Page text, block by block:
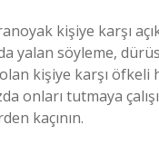
kişiye karşı
yalan söyleme,
olan kişiye karşı
onları tutmaya
kaçının.